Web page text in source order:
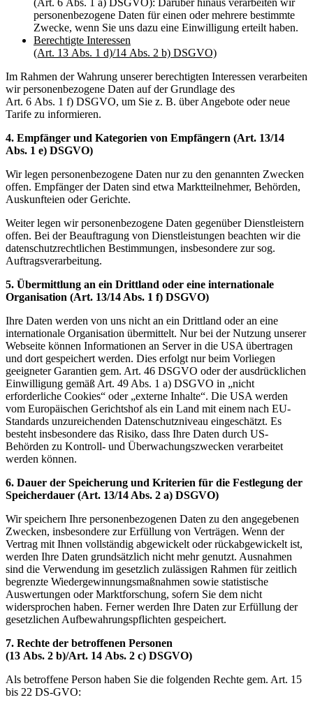
(Art. 6 Abs. 1 a) DSGVO): Darüber hinaus verarbeiten wir
personenbezogene Daten für einen oder mehrere bestimmte
Zwecke, wenn Sie uns dazu eine Einwilligung erteilt haben.
Berechtigte Interessen
(Art. 13 Abs. 1 d)/14 Abs. 2 b) DSGVO)
Im Rahmen der Wahrung unserer berechtigten Interessen verarbeiten
wir personenbezogene Daten auf der Grundlage des
Art. 6 Abs. 1 f) DSGVO, um Sie z. B. über Angebote oder neue
Tarife zu informieren.
4. Empfänger und Kategorien von Empfängern (Art. 13/14
Abs. 1 e) DSGVO)
Wir legen personenbezogene Daten nur zu den genannten Zwecken
offen. Empfänger der Daten sind etwa Marktteilnehmer, Behörden,
Auskunfteien oder Gerichte.
Weiter legen wir personenbezogene Daten gegenüber Dienstleistern
offen. Bei der Beauftragung von Dienstleistungen beachten wir die
datenschutzrechtlichen Bestimmungen, insbesondere zur sog.
Auftragsverarbeitung.
5. Übermittlung an ein Drittland oder eine internationale
Organisation (Art. 13/14 Abs. 1 f) DSGVO)
Ihre Daten werden von uns nicht an ein Drittland oder an eine
internationale Organisation übermittelt. Nur bei der Nutzung unserer
Webseite können Informationen an Server in die USA übertragen
und dort gespeichert werden. Dies erfolgt nur beim Vorliegen
geeigneter Garantien gem. Art. 46 DSGVO oder der ausdrücklichen
Einwilligung gemäß Art. 49 Abs. 1 a) DSGVO in „nicht
erforderliche Cookies“ oder „externe Inhalte“. Die USA werden
vom Europäischen Gerichtshof als ein Land mit einem nach EU-
Standards unzureichenden Datenschutzniveau eingeschätzt. Es
besteht insbesondere das Risiko, dass Ihre Daten durch US-
Behörden zu Kontroll- und Überwachungszwecken verarbeitet
werden können.
6. Dauer der Speicherung und Kriterien für die Festlegung der
Speicherdauer (Art. 13/14 Abs. 2 a) DSGVO)
Wir speichern Ihre personenbezogenen Daten zu den angegebenen
Zwecken, insbesondere zur Erfüllung von Verträgen. Wenn der
Vertrag mit Ihnen vollständig abgewickelt oder rückabgewickelt ist,
werden Ihre Daten grundsätzlich nicht mehr genutzt. Ausnahmen
sind die Verwendung im gesetzlich zulässigen Rahmen für zeitlich
begrenzte Wiedergewinnungsmaßnahmen sowie statistische
Auswertungen oder Marktforschung, sofern Sie dem nicht
widersprochen haben. Ferner werden Ihre Daten zur Erfüllung der
gesetzlichen Aufbewahrungspflichten gespeichert.
7. Rechte der betroffenen Personen
(13 Abs. 2 b)/Art. 14 Abs. 2 c) DSGVO)
Als betroffene Person haben Sie die folgenden Rechte gem. Art. 15
bis 22 DS-GVO: